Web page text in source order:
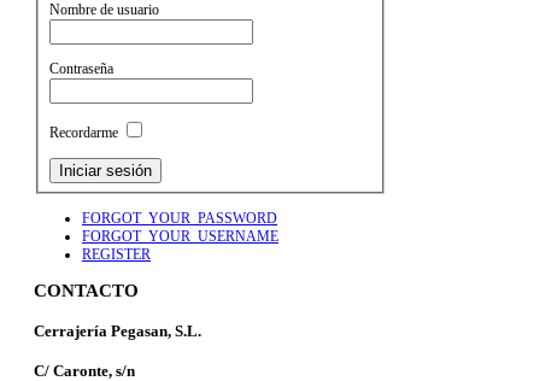
Nombre de usuario
Contraseña
Recordarme
FORGOT_YOUR_PASSWORD
FORGOT_YOUR_USERNAME
REGISTER
CONTACTO
Cerrajería Pegasan, S.L.
C/ Caronte, s/n